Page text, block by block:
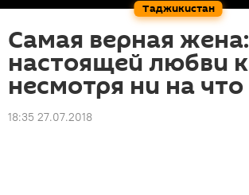
Таджикистан
Самая верная
настоящей любви
несмотря ни на что
18:35 27.07.2018